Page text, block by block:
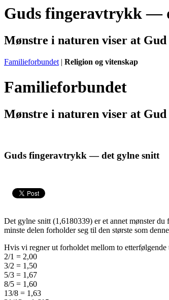
Guds fingeravtrykk —
Mønstre i naturen viser at
Familieforbundet | Religion og vitenskap
Familieforbundet
Mønstre i naturen viser at
Guds fingeravtrykk — det gylne snitt
Det gylne snitt (1,6180339) er et annet mønster
minste delen forholder seg til den største som
Hvis vi regner ut forholdet mellom to etterfølgende
2/1 = 2,00
3/2 = 1,50
5/3 = 1,67
8/5 = 1,60
13/8 = 1,63